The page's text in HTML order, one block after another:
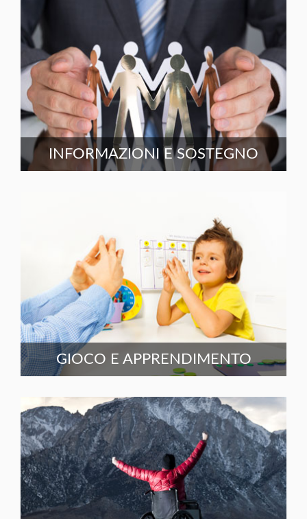
INFORMAZIONI E SOSTEGNO
GIOCO E APPRENDIMENTO